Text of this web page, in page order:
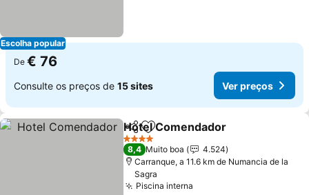
Escolha popular
De € 76
Consulte os preços de 15 sites Ver preços
PartilharAdicionar aos favoritos
Hotel Comendador
4 Estrelas
8,4 Muito boa
4.524
Carranque, a 11.6 km de Numancia de la
Sagra
Piscina interna